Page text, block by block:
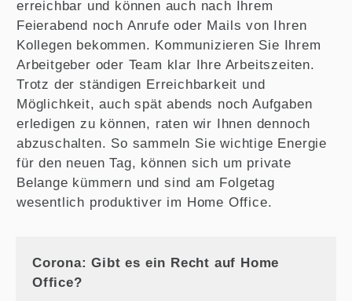
erreichbar und können auch nach Ihrem
Feierabend noch Anrufe oder Mails von Ihren
Kollegen bekommen. Kommunizieren Sie Ihrem
Arbeitgeber oder Team klar Ihre Arbeitszeiten.
Trotz der ständigen Erreichbarkeit und
Möglichkeit, auch spät abends noch Aufgaben
erledigen zu können, raten wir Ihnen dennoch
abzuschalten. So sammeln Sie wichtige Energie
für den neuen Tag, können sich um private
Belange kümmern und sind am Folgetag
wesentlich produktiver im Home Office.
Corona: Gibt es ein Recht auf Home
Office?